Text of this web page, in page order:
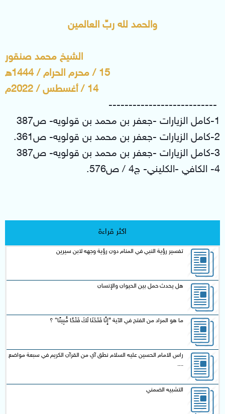
والحمد لله ربِّ العالمين
الشيخ محمد صنقور
15 / محرم الحرام / 1444ه
14 / أغسطس / 2022م
---------------------------
1-كامل الزيارات -جعفر بن محمد بن قولويه- ص387
2-كامل الزيارات -جعفر بن محمد بن قولويه- ص361.
3-كامل الزيارات -جعفر بن محمد بن قولويه- ص387
4- الكافي -الكليني- ج4 / ص576.
اكثر قراءة
تفسير رؤية النبي في المنام دون رؤية وجهه لابن سيرين
هل يحدث حمل بين الحيوان والإنسان
ما هو المراد من الفتح في الآية {إِنَّا فَتَحْنَا لَكَ فَتْحًا مُّبِينًا} ؟
راس الامام الحسين عليه السلام نطق آي من القرآن الكريم في سبعة مواضع
....
التشبيه الضمني